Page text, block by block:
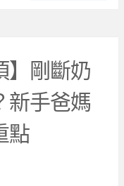
】剛斷奶
新手爸媽
點